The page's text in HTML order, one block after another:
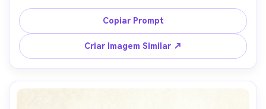
sombra, respingos dramáticos de tinta, nuvens
rodopiantes se dissipando no espaço em branco,
composição vertical poderosa, grãos de papel de arroz,
selo vermelho tradicional, lente 85mm, profundidade de
campo rasa, iluminação cinematográfica suave --ar 4:5
Copiar Prompt
Criar Imagem Similar ↗